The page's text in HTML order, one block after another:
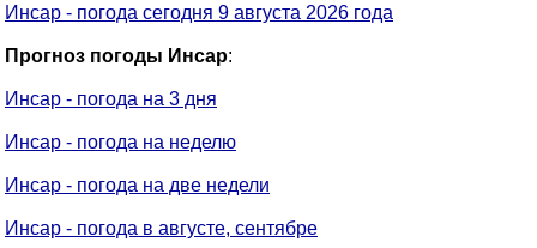
Инсар - погода сегодня 9 августа 2026 года
Прогноз погоды Инсар:
Инсар - погода на 3 дня
Инсар - погода на неделю
Инсар - погода на две недели
Инсар - погода в августе, сентябре